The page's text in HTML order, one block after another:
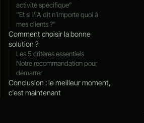
activité spécifique”
”Et si l’IA dit n’importe quoi à
mes clients ?”
Comment choisir la bonne
solution ?
Les 5 critères essentiels
Notre recommandation pour
démarrer
Conclusion : le meilleur moment,
c’est maintenant